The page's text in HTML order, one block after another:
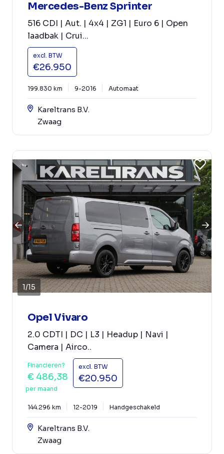
Mercedes-Benz Sprinter
516 CDI | Aut. | 4x4 | ZG1 | Euro 6 | Open
laadbak | Crui...
excl. BTW
€26.950
199.830 km 9-2016 Automaat
Kareltrans B.V.
Zwaag
1/15
Opel Vivaro
2.0 CDTI | DC | L3 | Headup | Navi |
Camera | Airco..
Financieren?
€ 486,38
per maand
excl. BTW
€20.950
144.296 km 12-2019 Handgeschakeld
Kareltrans B.V.
Zwaag